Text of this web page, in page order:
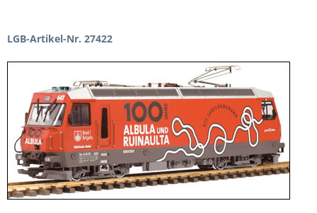
LGB-Artikel-Nr. 27422